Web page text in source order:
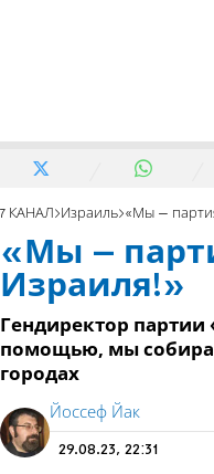
7 КАНАЛ Израиль «Мы –
«Мы –
Израиля!»
Гендиректор
помощью, мы
городах
Йоссеф Йак
29.08.23, 22:31